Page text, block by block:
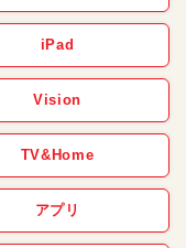
iPad
Vision
TV&Home
アプリ